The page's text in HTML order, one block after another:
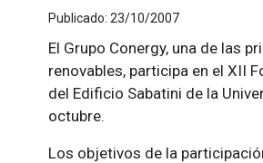
Publicado: 23/10/2007
El Grupo Conergy, una de las
renovables, participa en el XII
del Edificio Sabatini de la
octubre.
Los objetivos de la